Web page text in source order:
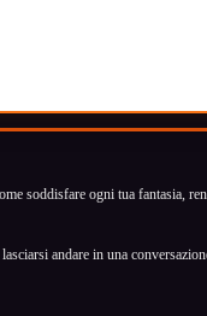
soddisfare ogni tua fantasia,
andare in una